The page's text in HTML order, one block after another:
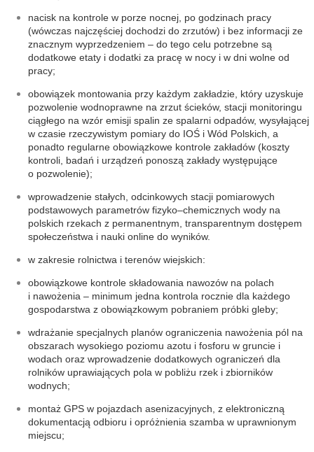
nacisk na kontrole w porze nocnej, po godzinach pracy
(wówczas najczęściej dochodzi do zrzutów) i bez informacji ze
znacznym wyprzedzeniem – do tego celu potrzebne są
dodatkowe etaty i dodatki za pracę w nocy i w dni wolne od
pracy;
obowiązek montowania przy każdym zakładzie, który uzyskuje
pozwolenie wodnoprawne na zrzut ścieków, stacji monitoringu
ciągłego na wzór emisji spalin ze spalarni odpadów, wysyłającej
w czasie rzeczywistym pomiary do IOŚ i Wód Polskich, a
ponadto regularne obowiązkowe kontrole zakładów (koszty
kontroli, badań i urządzeń ponoszą zakłady występujące
o pozwolenie);
wprowadzenie stałych, odcinkowych stacji pomiarowych
podstawowych parametrów fizyko–chemicznych wody na
polskich rzekach z permanentnym, transparentnym dostępem
społeczeństwa i nauki online do wyników.
w zakresie rolnictwa i terenów wiejskich:
obowiązkowe kontrole składowania nawozów na polach
i nawożenia – minimum jedna kontrola rocznie dla każdego
gospodarstwa z obowiązkowym pobraniem próbki gleby;
wdrażanie specjalnych planów ograniczenia nawożenia pól na
obszarach wysokiego poziomu azotu i fosforu w gruncie i
wodach oraz wprowadzenie dodatkowych ograniczeń dla
rolników uprawiających pola w pobliżu rzek i zbiorników
wodnych;
montaż GPS w pojazdach asenizacyjnych, z elektroniczną
dokumentacją odbioru i opróżnienia szamba w uprawnionym
miejscu;